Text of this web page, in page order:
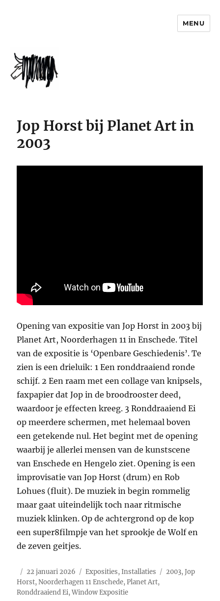
MENU
Jop Horst bij Planet Art in
2003
Opening van expositie van Jop Horst in 2003 bij
Planet Art, Noorderhagen 11 in Enschede. Titel
van de expositie is ‘Openbare Geschiedenis’. Te
zien is een drieluik: 1 Een ronddraaiend ronde
schijf. 2 Een raam met een collage van knipsels,
faxpapier dat Jop in de broodrooster deed,
waardoor je effecten kreeg. 3 Ronddraaiend Ei
op meerdere schermen, met helemaal boven
een getekende nul. Het begint met de opening
waarbij je allerlei mensen van de kunstscene
van Enschede en Hengelo ziet. Opening is een
improvisatie van Jop Horst (drum) en Rob
Lohues (fluit). De muziek in begin rommelig
maar gaat uiteindelijk toch naar ritmische
muziek klinken. Op de achtergrond op de kop
een super8filmpje van het sprookje de Wolf en
de zeven geitjes.
Auteur
Geplaatst
op
22 januari 2026 Categorieën
Exposities,Installaties Tags
2003,Jop
Horst,Noorderhagen 11 Enschede,Planet Art,
Ronddraaiend Ei,Window Expositie